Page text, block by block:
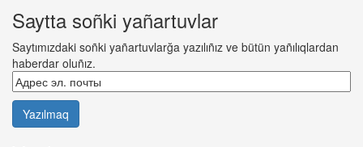
Saytta soñki yañartuvlar
Saytımızdaki soñki yañartuvlarğa yazılıñız ve bütün yañılıqlardan
haberdar oluñız.